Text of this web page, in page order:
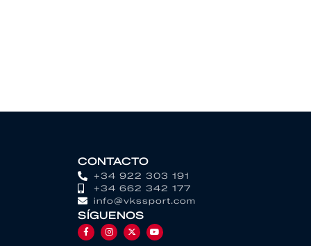
CONTACTO
+34 922 303 191
+34 662 342 177
info@vkssport.com
SÍGUENOS